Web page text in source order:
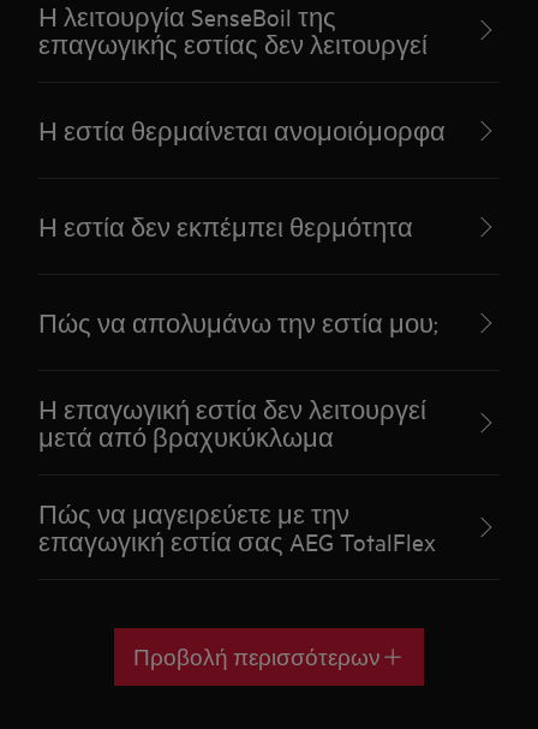
Η λειτουργία SenseBoil της
επαγωγικής εστίας δεν λειτουργεί
Η εστία θερμαίνεται ανομοιόμορφα
Η εστία δεν εκπέμπει θερμότητα
Πώς να απολυμάνω την εστία μου;
Η επαγωγική εστία δεν λειτουργεί
μετά από βραχυκύκλωμα
Πώς να μαγειρεύετε με την
επαγωγική εστία σας AEG TotalFlex
Προβολή περισσότερων